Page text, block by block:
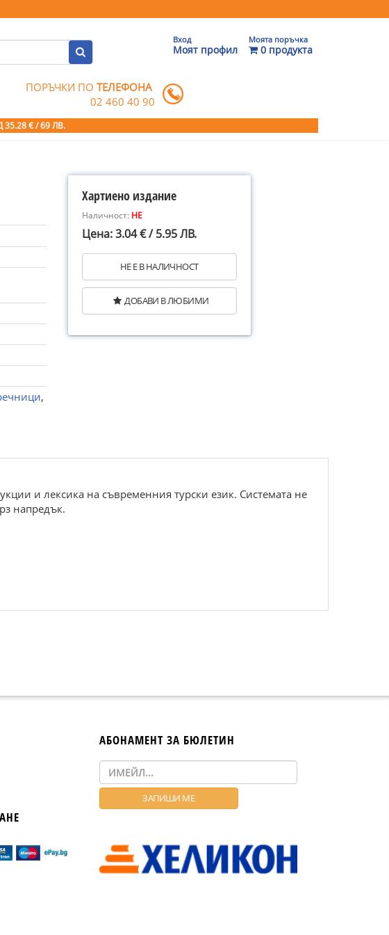
Вход
Моят профил
Моята поръчка
0 продукта
ПОРЪЧКИ ПОТЕЛЕФОНА
02 460 40 90
35.28 € / 69 ЛВ.
,
Хартиено издание
Наличност: НЕ
Цена: 3.04 € / 5.95 ЛВ.
НЕ Е В НАЛИЧНОСТ
ДОБАВИ В ЛЮБИМИ
и лексика на съвременния турски език. Системата не
напредък.
АБОНАМЕНТ ЗА БЮЛЕТИН